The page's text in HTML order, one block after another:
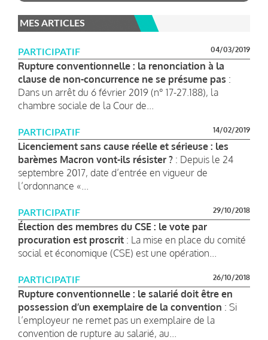
MES ARTICLES
PARTICIPATIF 04/03/2019
Rupture conventionnelle : la renonciation à la
clause de non-concurrence ne se présume pas :
Dans un arrêt du 6 février 2019 (n° 17-27.188), la
chambre sociale de la Cour de...
PARTICIPATIF 14/02/2019
Licenciement sans cause réelle et sérieuse : les
barèmes Macron vont-ils résister ? : Depuis le 24
septembre 2017, date d’entrée en vigueur de
l’ordonnance «...
PARTICIPATIF 29/10/2018
Élection des membres du CSE : le vote par
procuration est proscrit : La mise en place du comité
social et économique (CSE) est une opération...
PARTICIPATIF 26/10/2018
Rupture conventionnelle : le salarié doit être en
possession d’un exemplaire de la convention : Si
l’employeur ne remet pas un exemplaire de la
convention de rupture au salarié, au...